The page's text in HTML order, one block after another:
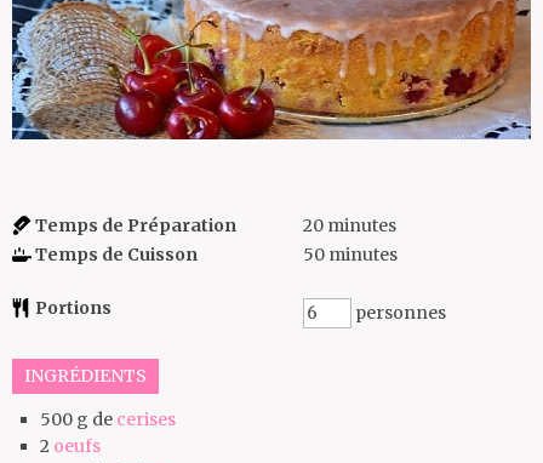
Temps de Préparation 20 minutes
Temps de Cuisson
50 minutes
Portions personnes
INGRÉDIENTS
500 g de cerises
2 oeufs